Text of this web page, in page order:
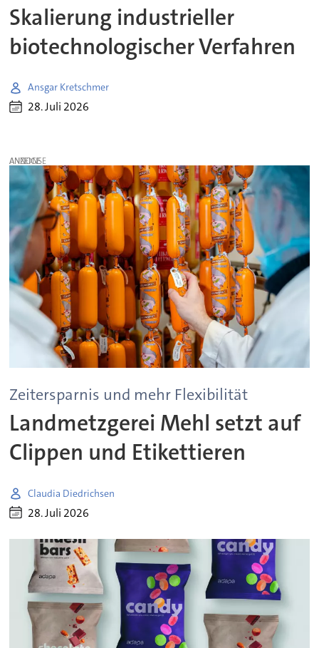
Skalierung industrieller
biotechnologischer Verfahren
Ansgar Kretschmer
28. Juli 2026
ANZEIGE
Zeitersparnis und mehr Flexibilität
Landmetzgerei Mehl setzt auf
Clippen und Etikettieren
Claudia Diedrichsen
28. Juli 2026